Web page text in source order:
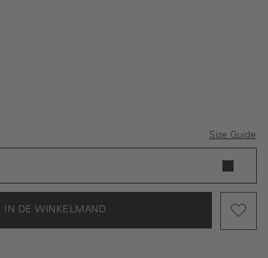
Size Guide
IN DE WINKELMAND